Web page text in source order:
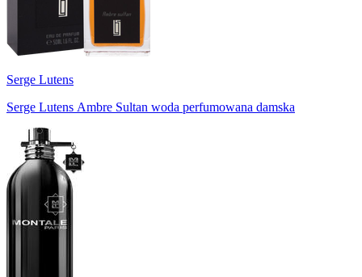
Serge Lutens
Serge Lutens Ambre Sultan woda perfumowana damska